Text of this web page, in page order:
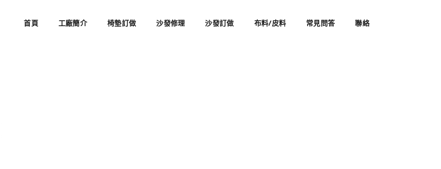
首頁 工廠簡介 椅墊訂做 沙發修理 沙發訂做 布料/皮料 常見問答 聯絡